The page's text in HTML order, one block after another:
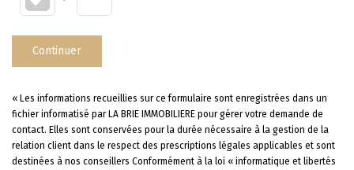
Continuer
« Les informations recueillies sur ce formulaire sont enregistrées dans un
fichier informatisé par LA BRIE IMMOBILIERE pour gérer votre demande de
contact. Elles sont conservées pour la durée nécessaire à la gestion de la
relation client dans le respect des prescriptions légales applicables et sont
destinées à nos conseillers Conformément à la loi « informatique et libertés